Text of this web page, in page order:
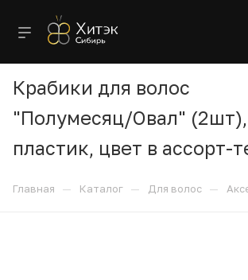
Крабики для волос
"Полумесяц/Овал"
пластик, цвет в ассорт-
Главная — Каталог — Для волос —